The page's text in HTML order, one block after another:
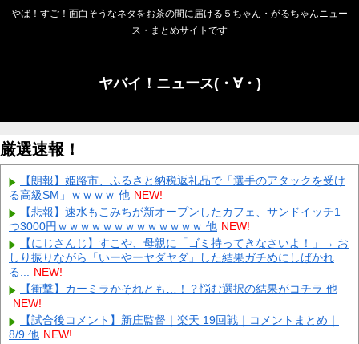
やば！すご！面白そうなネタをお茶の間に届ける５ちゃん・がるちゃんニュー
ス・まとめサイトです
ヤバイ！ニュース(・∀・)
厳選速報！
【朗報】姫路市、ふるさと納税返礼品で「選手のアタックを受け
る高級SM」ｗｗｗｗ 他 NEW!
【悲報】速水もこみちが新オープンしたカフェ、サンドイッチ1
つ3000円ｗｗｗｗｗｗｗｗｗｗｗｗｗ 他 NEW!
【にじさんじ】すこや、母親に「ゴミ持ってきなさいよ！」→ お
しり振りながら「いーやーヤダヤダ」した結果ガチめにしばかれ
る... NEW!
【衝撃】カーミラかそれとも…！？悩む選択の結果がコチラ 他
NEW!
【試合後コメント】新庄監督｜楽天 19回戦｜コメントまとめ｜
8/9 他 NEW!